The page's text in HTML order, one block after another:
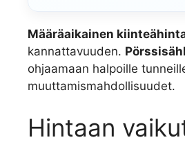
Määräaikainen
kannattavuuden.
ohjaamaan halpoille
muuttamismahdollisuudet.
Hintaan